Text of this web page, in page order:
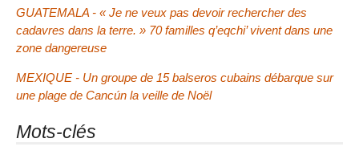
GUATEMALA - « Je ne veux pas devoir rechercher des
cadavres dans la terre. » 70 familles q’eqchi’ vivent dans une
zone dangereuse
MEXIQUE - Un groupe de 15balseros cubains débarque sur
une plage de Cancún la veille de Noël
Mots-clés